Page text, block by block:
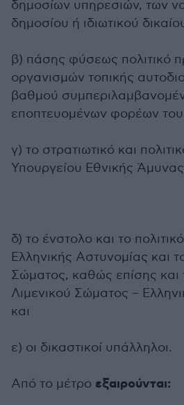
δημοσίων υπηρεσιών, των
δημοσίου ή ιδιωτικού
β) πάσης φύσεως πολιτικό
οργανισμών τοπικής
βαθμού
εποπτευομένων φορέων
γ) το στρατιωτικό και
Υπουργείου Εθνικής
δ) το ένστολο και το
Ελληνικής Αστυνομίας και
Σώματος, καθώς επίσης και
Λιμενικού Σώματος –
και
ε) οι δικαστικοί υπάλληλοι.
Από το μέτρο εξαιρούνται: